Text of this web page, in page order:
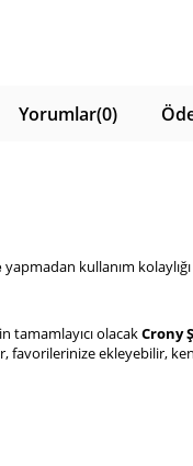
Yorumlar(0)
yapmadan kullanım
tamamlayıcı olacakCrony
favorilerinize ekleyebilir,